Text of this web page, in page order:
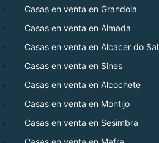
Casas en venta en Grandola
Casas en venta en Almada
Casas en venta en Alcacer do Sal
Casas en venta en Sines
Casas en venta en Alcochete
Casas en venta en Montijo
Casas en venta en Sesimbra